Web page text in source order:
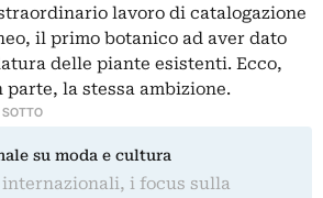
lavoro di catalogazione
il primo botanico ad aver dato
delle piante esistenti. Ecco,
parte, la stessa ambizione.
su moda e cultura
i focus sulla